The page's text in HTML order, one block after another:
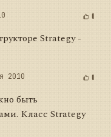
0
Strategy -
2010 0
быть
Класс Strategy